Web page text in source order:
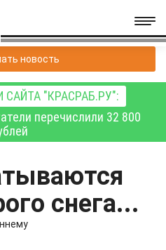
новость
"КРАСРАБ.РУ":
перечислили 32 800
снега...